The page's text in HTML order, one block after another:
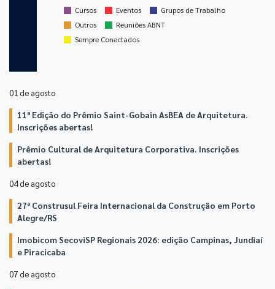
stop Cursos stop Eventos stop Grupos de Trabalho
stop Outros stop Reuniões ABNT
stop Sempre Conectados
01 de agosto
11ª Edição do Prêmio Saint-Gobain AsBEA de Arquitetura.
Inscrições abertas!
Prêmio Cultural de Arquitetura Corporativa. Inscrições
abertas!
04 de agosto
27ª Construsul Feira Internacional da Construção em Porto
Alegre/RS
Imobicom SecoviSP Regionais 2026: edição Campinas, Jundiaí
e Piracicaba
07 de agosto